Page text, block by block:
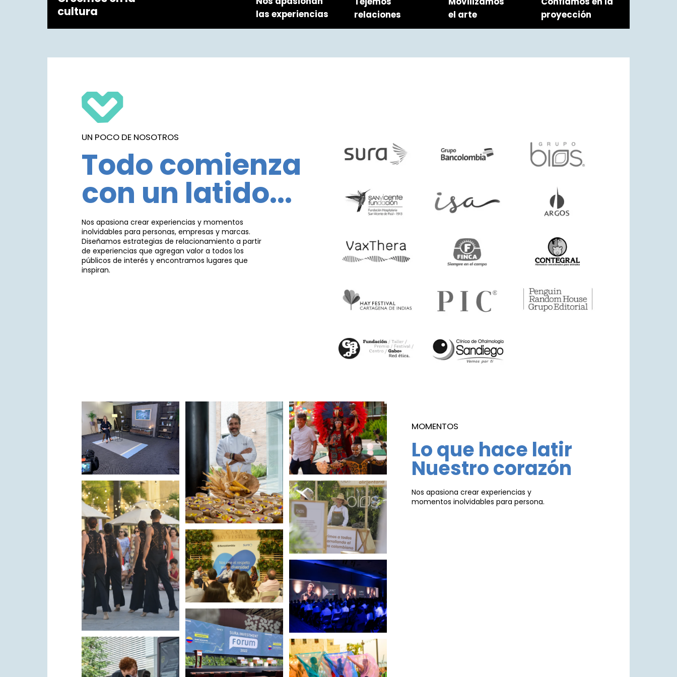
cultura
las experiencias
relaciones
el arte
proyección
UN POCO DE NOSOTROS
Todo comienza
con un latido...
Nos apasiona crear experiencias y momentos
inolvidables para personas, empresas y marcas.
Diseñamos estrategias de relacionamiento a partir
de experiencias que agregan valor a todos los
públicos de interés y encontramos lugares que
inspiran.
MOMENTOS
Lo que hace latir
Nuestro corazón
Nos apasiona crear experiencias y
momentos inolvidables para persona.